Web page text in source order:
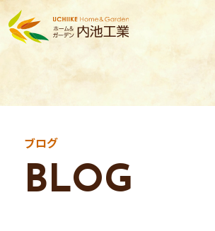
ブログ
BLOG